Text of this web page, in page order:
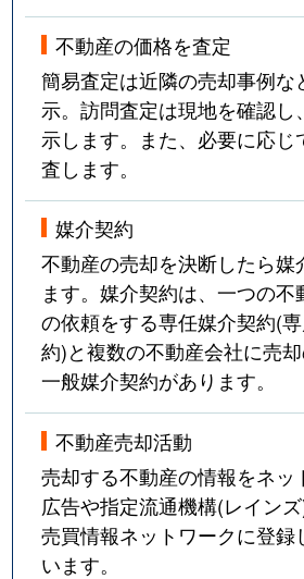
不動産の価格を査定
簡易査定は近隣の売却事例な
示。訪問査定は現地を確認し
示します。また、必要に応じ
査します。
媒介契約
不動産の売却を決断したら媒
ます。媒介契約は、一つの不
の依頼をする専任媒介契約(
約)と複数の不動産会社に売
一般媒介契約があります。
不動産売却活動
売却する不動産の情報をネッ
広告や指定流通機構(レイン
売買情報ネットワークに登録
います。